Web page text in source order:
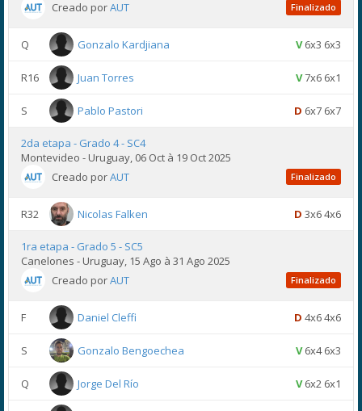
Creado porAUT Finalizado
Q Gonzalo Kardjiana V6x3 6x3
R16 Juan Torres V7x6 6x1
S Pablo Pastori D 6x7 6x7
2da etapa - Grado 4 - SC4
Montevideo - Uruguay, 06 Oct à 19 Oct 2025
Creado porAUT Finalizado
R32 Nicolas Falken D 3x6 4x6
1ra etapa - Grado 5 - SC5
Canelones - Uruguay, 15 Ago à 31 Ago 2025
Creado porAUT Finalizado
F Daniel Cleffi D 4x6 4x6
S Gonzalo Bengoechea V6x4 6x3
Q Jorge Del Río V6x2 6x1